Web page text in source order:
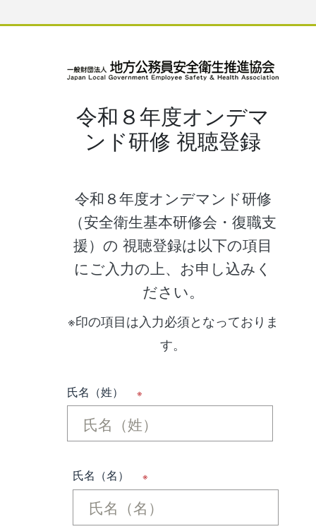
令和８年度オンデマ
ンド研修 視聴登録
令和８年度オンデマンド研修
（安全衛生基本研修会・復職支
援）の 視聴登録は以下の項目
にご入力の上、お申し込みく
ださい。
※印の項目は入力必須となっておりま
す。
氏名（姓） ※
氏名（名） ※